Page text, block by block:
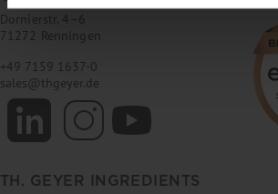
Dornierstr. 4–6
71272 Renningen
+49 7159 1637-0
sales@thgeyer.de
TH. GEYER INGREDIENTS